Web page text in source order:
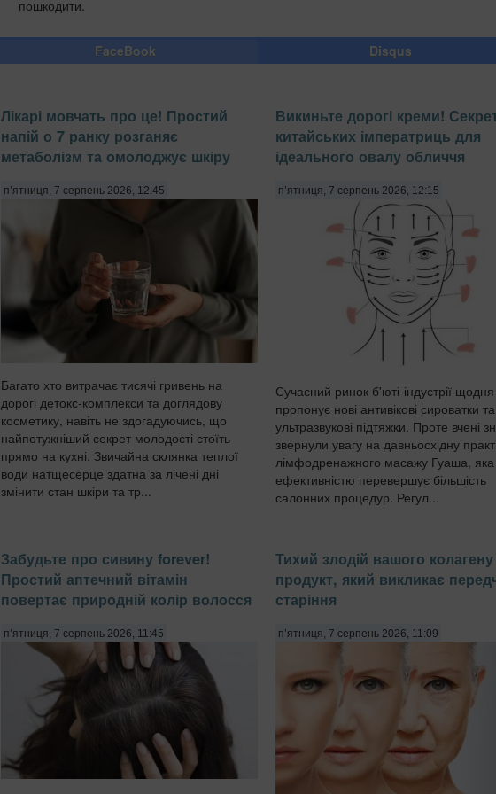
пошкодити.
FaceBook Disqus
Лікарі мовчать про це! Простий
напій о 7 ранку розганяє
метаболізм та омолоджує шкіру
п’ятниця, 7 серпень 2026, 12:45
Багато хто витрачає тисячі гривень на
дорогі детокс-комплекси та доглядову
косметику, навіть не здогадуючись, що
найпотужніший секрет молодості стоїть
прямо на кухні. Звичайна склянка теплої
води натщесерце здатна за лічені дні
змінити стан шкіри та тр...
Викиньте дорогі креми!
китайських імператриць для
ідеального овалу обличчя
п’ятниця, 7 серпень 2026, 12:15
Сучасний ринок б'юті-індустрії щодня
пропонує нові антивікові сироватки та
ультразвукові підтяжки. Проте вчені
звернули увагу на давньосхідну
лімфодренажного масажу Гуаша, яка
ефективністю перевершує більшість
салонних процедур. Регул...
Забудьте про сивину forever!
Простий аптечний вітамін
повертає природній колір волосся
п’ятниця, 7 серпень 2026, 11:45
Тихий злодій вашого
продукт, який викликає
старіння
п’ятниця, 7 серпень 2026, 11:09